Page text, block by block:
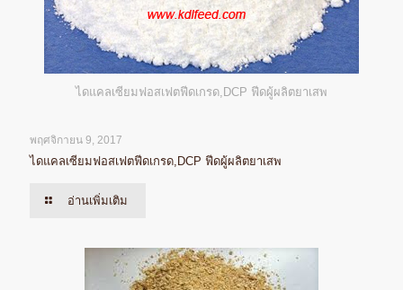
ไดแคลเซียมฟอสเฟตฟีดเกรด,DCP ฟีดผู้ผลิตยาเสพ
พฤศจิกายน 9, 2017
ไดแคลเซียมฟอสเฟตฟีดเกรด,DCP ฟีดผู้ผลิตยาเสพ
อ่านเพิ่มเติม